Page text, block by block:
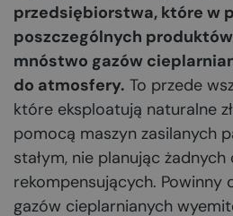
przedsiębiorstwa, które w
poszczególnych
mnóstwo gazów
do atmosfery. To przede
które eksploatują naturalne
pomocą maszyn zasilanych
stałym, nie planując żadnych
rekompensujących.
gazów cieplarnianych